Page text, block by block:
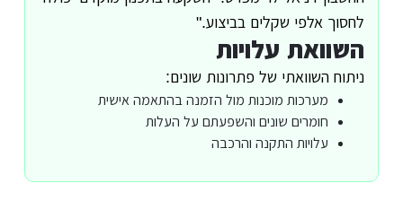
לחסוך אלפי שקלים בביצוע."
השוואת עלויות
ניתוח השוואתי של פתרונות שונים:
מערכות מוכנות מול הזמנה בהתאמה אישית
חומרים שונים והשפעתם על העלות
עלויות התקנה והרכבה